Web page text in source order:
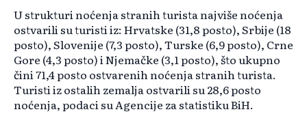
U strukturi noćenja stranih turista najviše noćenja
ostvarili su turisti iz: Hrvatske (31,8 posto), Srbije (18
posto), Slovenije (7,3 posto), Turske (6,9 posto), Crne
Gore (4,3 posto) i Njemačke (3,1 posto), što ukupno
čini 71,4 posto ostvarenih noćenja stranih turista.
Turisti iz ostalih zemalja ostvarili su 28,6 posto
noćenja, podaci su Agencije za statistiku BiH.